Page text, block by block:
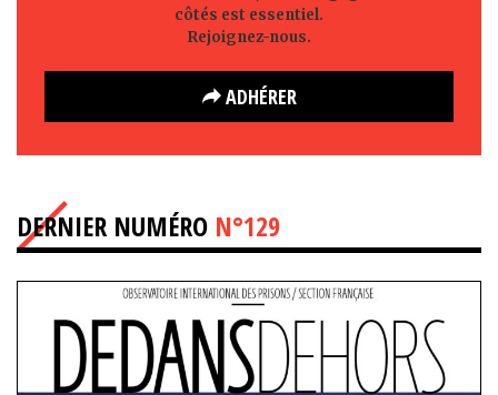
côtés est essentiel.
Rejoignez-nous.
ADHÉRER
DERNIER NUMÉRO N°129